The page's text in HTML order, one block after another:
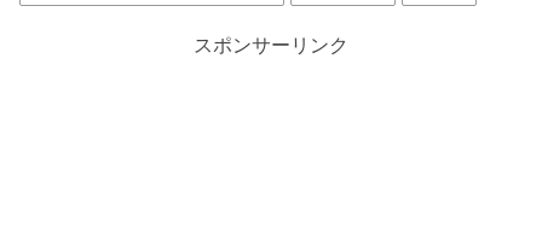
スポンサーリンク